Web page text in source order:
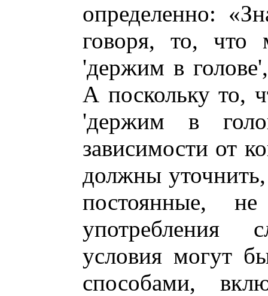
определенно:
говоря, то,
'держим в
А поскольку то,
'держим в
зависимости от
должны уточнить,
постоянные,
употребления
условия могут
способами,